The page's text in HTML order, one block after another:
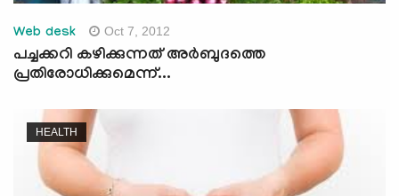
Web desk Oct 7, 2012
പച്ചക്കറി കഴിക്കുന്നത് അര്‍ബുദത്തെ
പ്രതിരോധിക്കുമെന്ന്...
HEALTH